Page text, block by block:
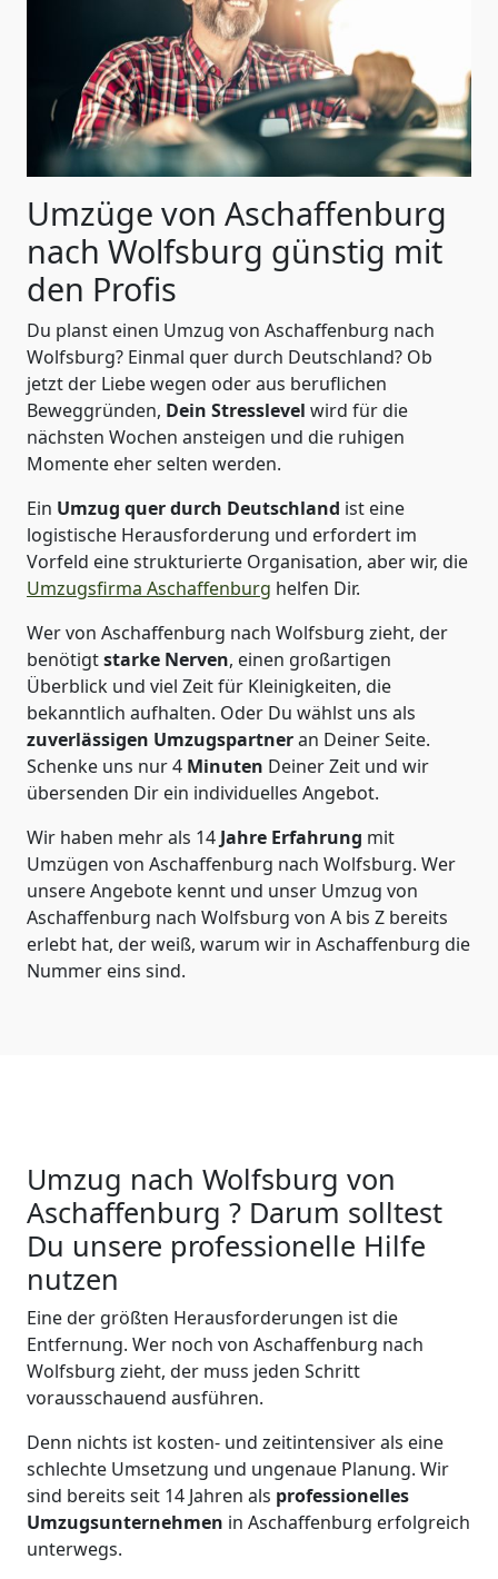
Umzüge von Aschaffenburg
nach Wolfsburg günstig mit
den Profis
Du planst einen Umzug von Aschaffenburg nach
Wolfsburg? Einmal quer durch Deutschland? Ob
jetzt der Liebe wegen oder aus beruflichen
Beweggründen, Dein Stresslevel wird für die
nächsten Wochen ansteigen und die ruhigen
Momente eher selten werden.
Ein Umzug quer durch Deutschland ist eine
logistische Herausforderung und erfordert im
Vorfeld eine strukturierte Organisation, aber wir, die
Umzugsfirma Aschaffenburg helfen Dir.
Wer von Aschaffenburg nach Wolfsburg zieht, der
benötigtstarke Nerven, einen großartigen
Überblick und viel Zeit für Kleinigkeiten, die
bekanntlich aufhalten. Oder Du wählst uns als
zuverlässigen Umzugspartneran Deiner Seite.
Schenke uns nur4 Minuten Deiner Zeit und wir
übersenden Dir ein individuelles Angebot.
Wir haben mehr als 14 Jahre Erfahrung mit
Umzügen von Aschaffenburg nach Wolfsburg. Wer
unsere Angebote kennt und unser Umzug von
Aschaffenburg nach Wolfsburg von A bis Z bereits
erlebt hat, der weiß, warum wir in Aschaffenburg die
Nummer eins sind.
Umzug nach Wolfsburg von
Aschaffenburg ? Darum solltest
Du unsere professionelle Hilfe
nutzen
Eine der größten Herausforderungen ist die
Entfernung. Wer noch von Aschaffenburg nach
Wolfsburg zieht, der muss jeden Schritt
vorausschauend ausführen.
Denn nichts ist kosten- und zeitintensiver als eine
schlechte Umsetzung und ungenaue Planung. Wir
sind bereits seit 14 Jahren als professionelles
Umzugsunternehmen in Aschaffenburg erfolgreich
unterwegs.